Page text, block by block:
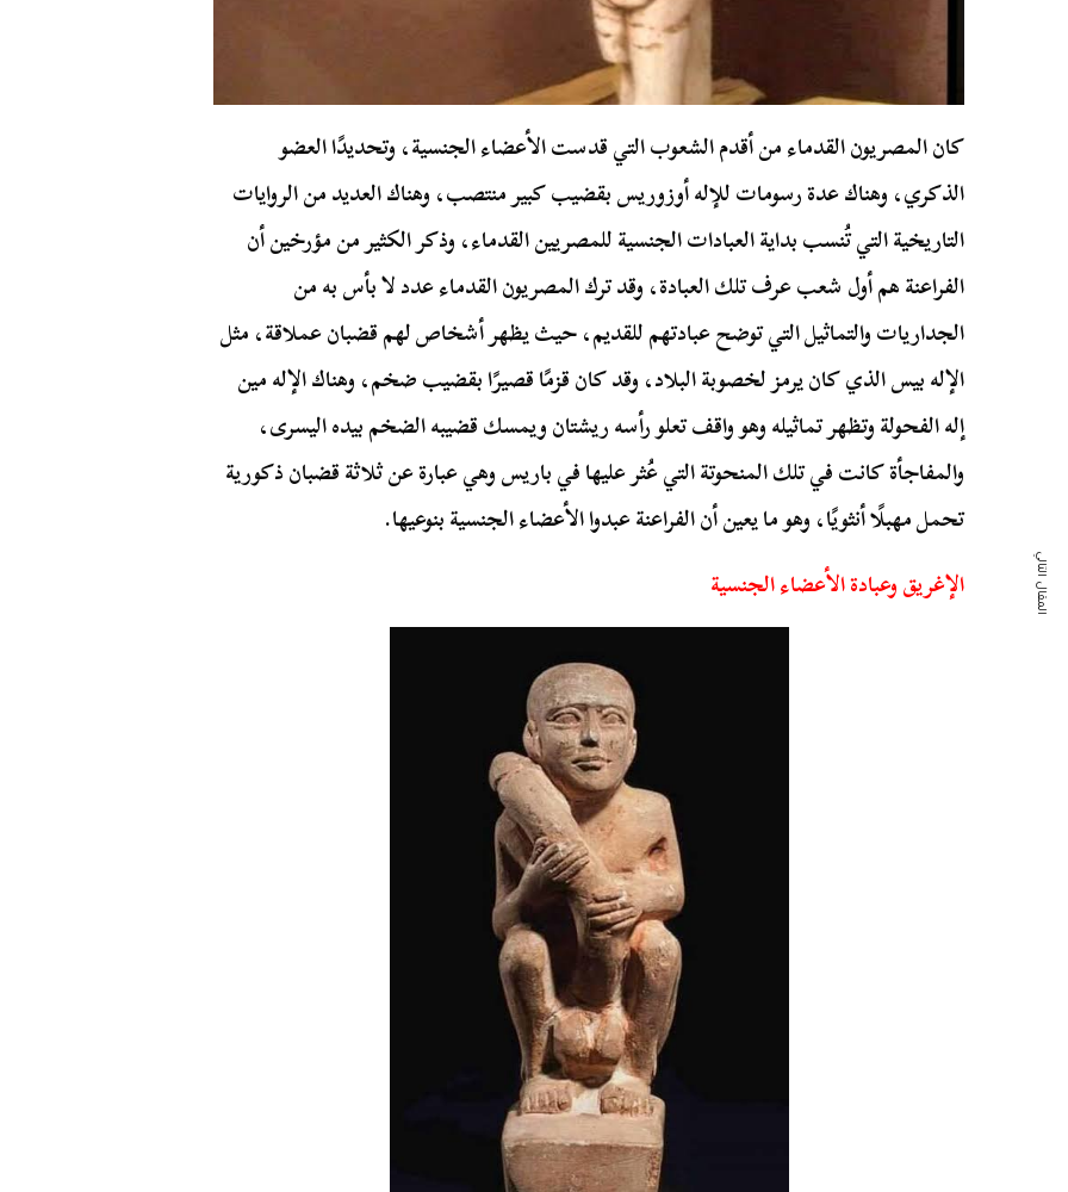
كان المصريون القدماء من أقدم الشعوب التي قدست الأعضاء الجنسية، وتحديدًا العضو
الذكري، وهناك عدة رسومات للإله أوزوريس بقضيب كبير منتصب، وهناك العديد من الروايات
التاريخية التي تُنسب بداية العبادات الجنسية للمصريين القدماء، وذكر الكثير من مؤرخين أن
الفراعنة هم أول شعب عرف تلك العبادة، وقد ترك المصريون القدماء عدد لا بأس به من
الجداريات والتماثيل التي توضح عبادتهم للقديم، حيث يظهر أشخاص لهم قضبان عملاقة، مثل
الإله بيس الذي كان يرمز لخصوبة البلاد، وقد كان قزمًا قصيرًا بقضيب ضخم، وهناك الإله مين
إله الفحولة وتظهر تماثيله وهو واقف تعلو رأسه ريشتان ويمسك قضيبه الضخم بيده اليسرى،
والمفاجأة كانت في تلك المنحوتة التي عُثر عليها في باريس وهي عبارة عن ثلاثة قضبان ذكورية
تحمل مهبلًا أنثويًا، وهو ما يعين أن الفراعنة عبدوا الأعضاء الجنسية بنوعيها.
الإغريق وعبادة الأعضاء الجنسية
المقال التالي